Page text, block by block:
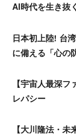
AI時代を生き抜
日本初上陸! 台
に備える「心の
【宇宙人最深
レパシー
【大川隆法・